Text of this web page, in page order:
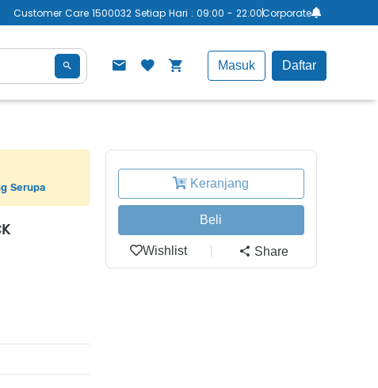
Customer Care 1500032 Setiap Hari : 09:00 - 22:00Corporate
Masuk Daftar
Serupa Keranjang
Beli
Wishlist Share